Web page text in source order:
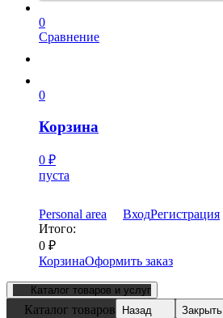
0
Сравнение
0
Корзина
0 ₽
пуста
Personal area ВходРегистрация
Итого:
0 ₽
КорзинаОформить заказ
Каталог товаров и услуг
Каталог товаров Назад Закрыть